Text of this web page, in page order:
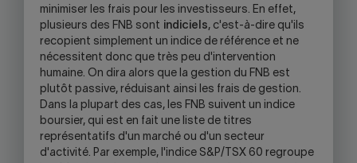
minimiser les frais pour les investisseurs. En effet,
plusieurs des FNB sont indiciels, c'est-à-dire qu'ils
recopient simplement un indice de référence et ne
nécessitent donc que très peu d'intervention
humaine. On dira alors que la gestion du FNB est
plutôt passive, réduisant ainsi les frais de gestion.
Dans la plupart des cas, les FNB suivent un indice
boursier, qui est en fait une liste de titres
représentatifs d'un marché ou d'un secteur
d'activité. Par exemple, l'indice S&P/TSX 60 regroupe